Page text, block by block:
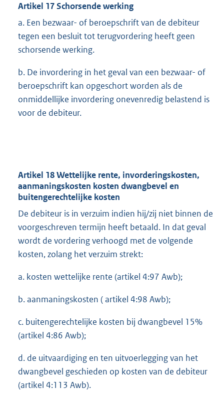
Artikel 17 Schorsende werking
a. Een bezwaar- of beroepschrift van de debiteur
tegen een besluit tot terugvordering heeft geen
schorsende werking.
b. De invordering in het geval van een bezwaar- of
beroepschrift kan opgeschort worden als de
onmiddellijke invordering onevenredig belastend is
voor de debiteur.
Artikel 18 Wettelijke rente, invorderingskosten,
aanmaningskosten kosten dwangbevel en
buitengerechtelijke kosten
De debiteur is in verzuim indien hij/zij niet binnen de
voorgeschreven termijn heeft betaald. In dat geval
wordt de vordering verhoogd met de volgende
kosten, zolang het verzuim strekt:
a. kosten wettelijke rente (artikel 4:97 Awb);
b. aanmaningskosten ( artikel 4:98 Awb);
c. buitengerechtelijke kosten bij dwangbevel 15%
(artikel 4:86 Awb);
d. de uitvaardiging en ten uitvoerlegging van het
dwangbevel geschieden op kosten van de debiteur
(artikel 4:113 Awb).